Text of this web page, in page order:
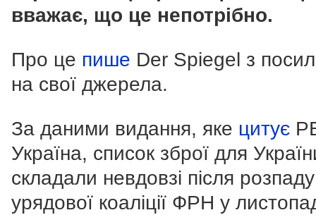
вважає, що це непотрібно.
Про це пише Der Spiegel з
на свої джерела.
За даними видання, яке цитує
Україна, список зброї для
складали невдовзі після розпаду
урядової коаліції ФРН у